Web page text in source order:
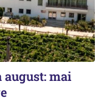
august: mai